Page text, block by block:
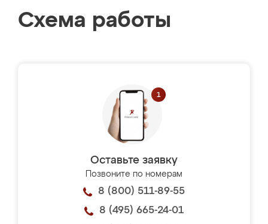
Схема работы
Оставьте заявку
Позвоните по номерам
8 (800) 511-89-55
8 (495) 665-24-01